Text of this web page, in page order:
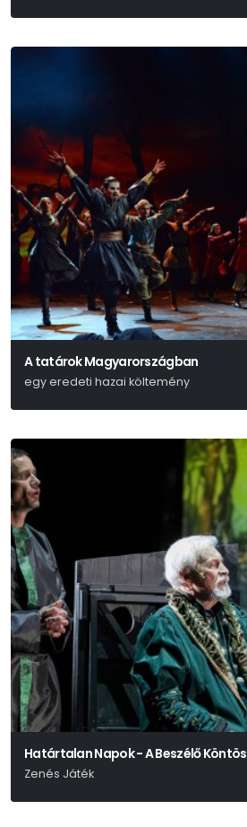
A tatárok Magyarországban
egy eredeti hazai költemény
Határtalan Napok - A Beszélő Köntös
Zenés Játék